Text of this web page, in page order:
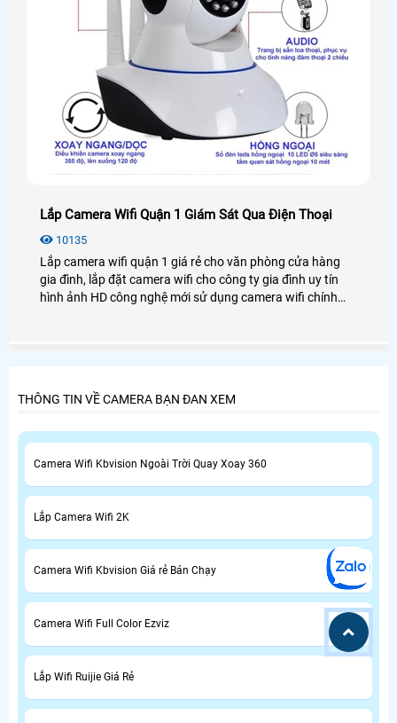
Lắp Camera Wifi Quận 1 Giám Sát Qua Điện Thoại
10135
Lắp camera wifi quận 1 giá rẻ cho văn phòng cửa hàng
gia đình, lắp đặt camera wifi cho công ty gia đình uy tín
hình ảnh HD công nghệ mới sử dụng camera wifi chính
THÔNG TIN VỀ CAMERA BẠN ĐAN XEM
Camera Wifi Kbvision Ngoài Trời Quay Xoay 360
Lắp Camera Wifi 2K
Camera Wifi Kbvision Giá rẻ Bán Chạy
Camera Wifi Full Color Ezviz
Lắp Wifi Ruijie Giá Rẻ